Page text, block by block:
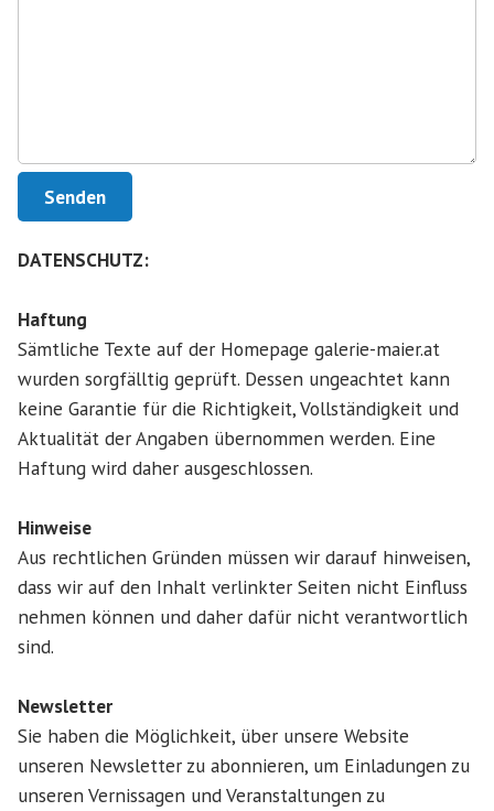
Senden
DATENSCHUTZ:
Haftung
Sämtliche Texte auf der Homepage galerie-maier.at
wurden sorgfälltig geprüft. Dessen ungeachtet kann
keine Garantie für die Richtigkeit, Vollständigkeit und
Aktualität der Angaben übernommen werden. Eine
Haftung wird daher ausgeschlossen.
Hinweise
Aus rechtlichen Gründen müssen wir darauf hinweisen,
dass wir auf den Inhalt verlinkter Seiten nicht Einfluss
nehmen können und daher dafür nicht verantwortlich
sind.
Newsletter
Sie haben die Möglichkeit, über unsere Website
unseren Newsletter zu abonnieren, um Einladungen zu
unseren Vernissagen und Veranstaltungen zu